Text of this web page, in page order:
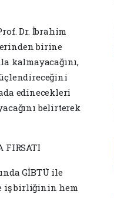
Dr. İbrahim
birine
kalmayacağını,
edinecekleri
belirterek
FIRSATI
GİBTÜ ile
iş birliğinin hem